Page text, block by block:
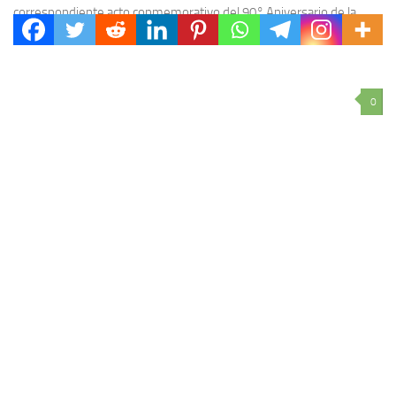
correspondiente acto conmemorativo del 90° Aniversario de la
Cooperativa Eléctrica de Concordia, encabezado por el presidente...
0